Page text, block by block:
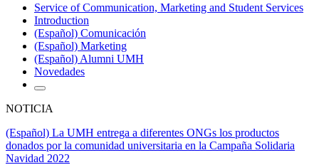
Service of Communication, Marketing and Student Services
Introduction
(Español) Comunicación
(Español) Marketing
(Español) Alumni UMH
Novedades
NOTICIA
(Español) La UMH entrega a diferentes ONGs los productos
donados por la comunidad universitaria en la Campaña Solidaria
Navidad 2022